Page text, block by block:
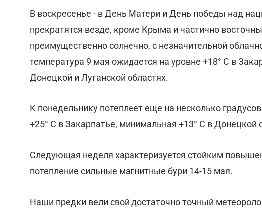
В воскресенье - в День Матери и День победы над
прекратятся везде, кроме Крыма и частично
преимущественно солнечно, с незначительной
температура 9 мая ожидается на уровне +18° С в
Донецкой и Луганской областях.
К понедельнику потеплеет еще на несколько
+25° С в Закарпатье, минимальная +13° С в Донецкой
Следующая неделя характеризуется стойким
потепление сильные магнитные бури 14-15 мая.
Наши предки вели свой достаточно точный